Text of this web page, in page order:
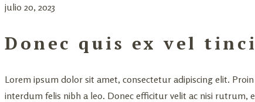
julio 20, 2023
Donec quis ex vel
Lorem ipsum dolor sit amet, consectetur adipiscing elit.
interdum felis nibh a leo. Donec efficitur velit ac nisi rutrum,